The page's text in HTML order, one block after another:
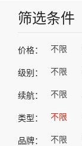
筛选条件
价格： 不限
级别： 不限
续航： 不限
类型： 不限
品牌： 不限